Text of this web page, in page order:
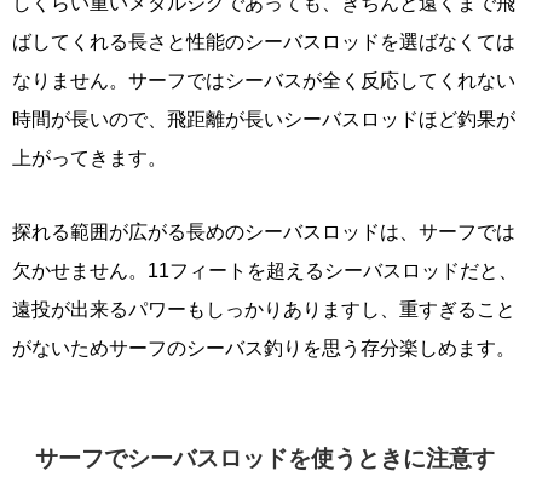
ばしてくれる長さと性能のシーバスロッドを選ばなくては
なりません。サーフではシーバスが全く反応してくれない
時間が長いので、飛距離が長いシーバスロッドほど釣果が
上がってきます。
探れる範囲が広がる長めのシーバスロッドは、サーフでは
欠かせません。11フィートを超えるシーバスロッドだと、
遠投が出来るパワーもしっかりありますし、重すぎること
がないためサーフのシーバス釣りを思う存分楽しめます。
サーフでシーバスロッドを使うときに注意す